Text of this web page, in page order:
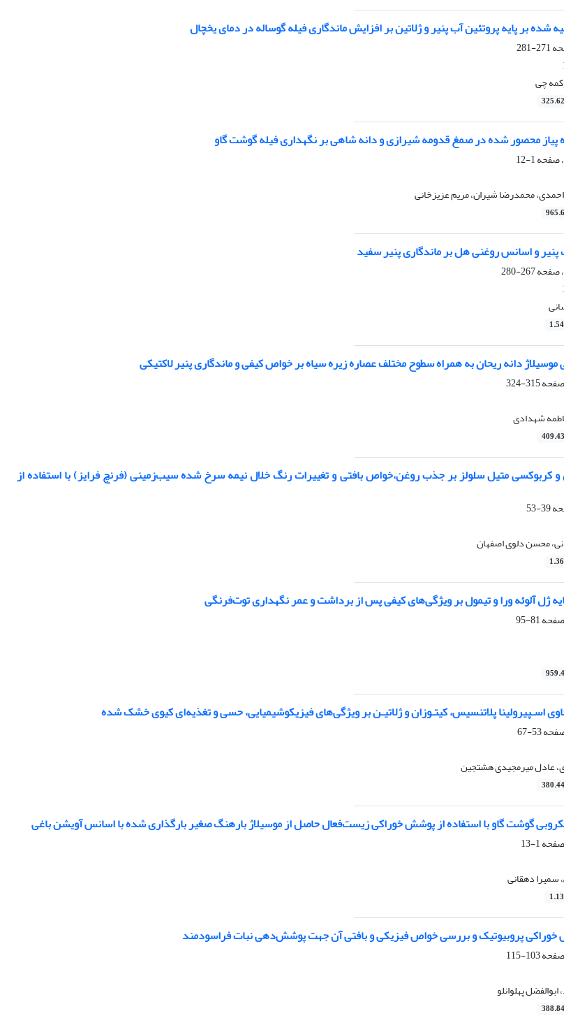
بر پایه پروتئین آب پنیر و ژلاتین بر افزایش ماندگاری فیله گوساله در دمای یخچال
271-281
چی
پیاز محصور شده در صمغ قدومه شیرازی و دانه شاهی بر نگهداری فیله گوشت گاو
1-12
محمدرضا شیران، مریم عزیزخانی
پنیر و اسانس روغنی هل بر ماندگاری پنیر سفید
267-280
دانه ریحان به همراه سطوح مختلف عصاره زیره سیاه بر خواص کیفی و ماندگاری پنیر لاکتیکی
315-324
شهدادی
و کربوکسی متیل سلولز بر جذب روغن،خواص بافتی و تغییرات رنگ خلال نیمه سرخ شده سیب‌زمینی (فرنچ فرایز) با استفاده از
39-53
محسن دلوی اصفهان
ژل آلوئه ورا و تیمول بر ویژگی‌های کیفی پس از برداشت و عمر نگهداری توت‌فرنگی
81-95
اسـپیرولینا پلاتنسیس، کیتـوزان و ژلاتیـن بر ویژگی‌های فیزیکوشیمیایی، حسی و تغذیه‌ای کیوی خشک شده
53-67
عادل میرمجیدی هشتجین
گوشت گاو با استفاده از پوشش خوراکی زیست‌فعال حاصل از موسیلاژ بارهنگ صغیر بارگذاری شده با اسانس آویشن باغی
1-13
سمیرا دهقانی
خوراکی پروبیوتیک و بررسی خواص فیزیکی و بافتی آن جهت پوشش‌دهی نبات فراسودمند
103-115
پهلوانلو